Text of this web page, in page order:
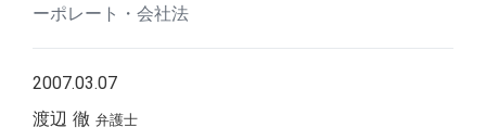
ーポレート・会社法
2007.03.07
渡辺 徹 弁護士